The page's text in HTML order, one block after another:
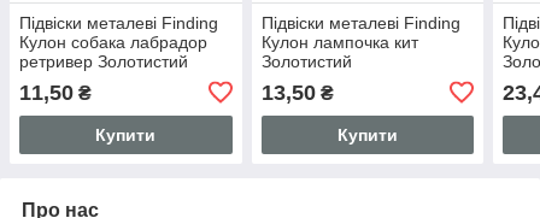
Підвіски металеві Finding
Кулон собака лабрадор
ретривер Золотистий
коричнева емаль 18 мм x
14 мм
11,50 ₴
Купити
Підвіски металеві Finding
Кулон лампочка кит
Золотистий
різнокольорова емаль 28
мм x 17 мм
13,50₴
Купити
мм
Про нас